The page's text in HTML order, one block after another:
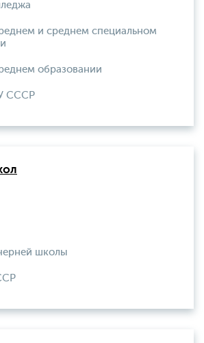
и среднем специальном
образовании
СССР
школы